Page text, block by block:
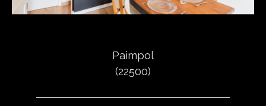
Paimpol
(22500)